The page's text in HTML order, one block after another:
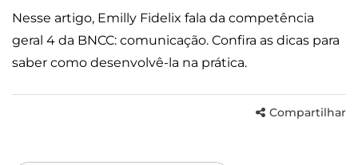
Nesse artigo, Emilly Fidelix fala da competência
geral 4 da BNCC: comunicação. Confira as dicas para
saber como desenvolvê-la na prática.
Compartilhar